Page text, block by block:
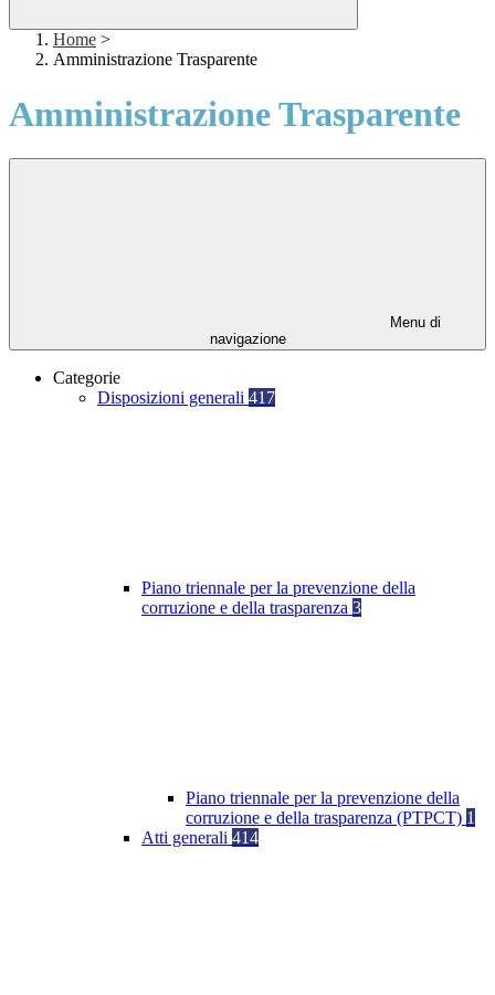
Home >
Amministrazione Trasparente
Amministrazione Trasparente
Menu di
navigazione
Categorie
Disposizioni generali 417
Piano triennale per la prevenzione della
corruzione e della trasparenza 3
Piano triennale per la prevenzione della
corruzione e della trasparenza (PTPCT) 1
Atti generali 414